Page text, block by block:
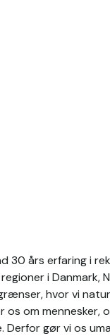
30 års erfaring i
i Danmark,
hvor vi
om mennesker,
gør vi os